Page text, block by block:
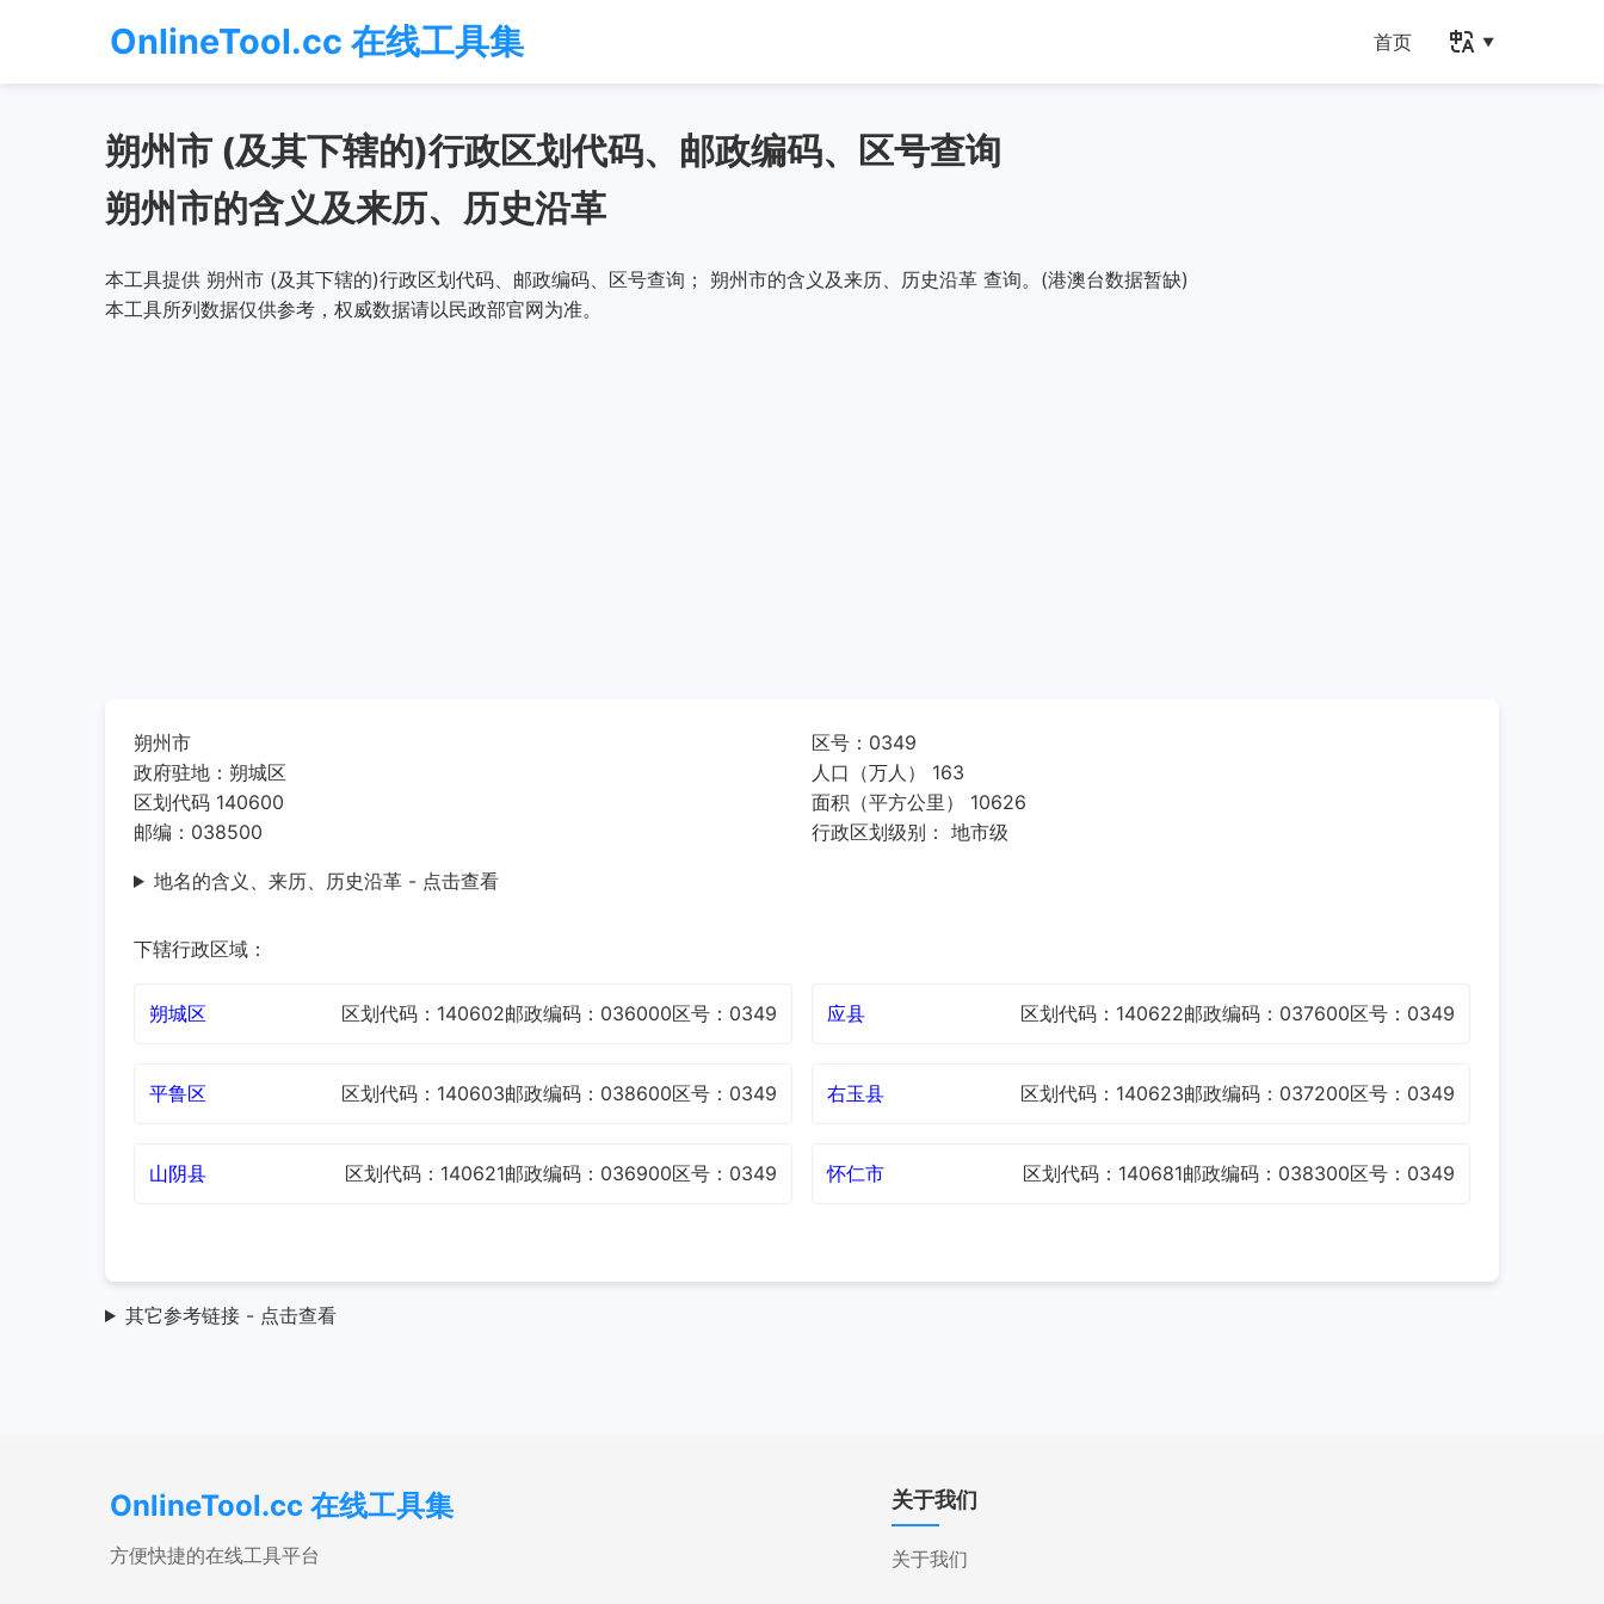
OnlineTool.cc 在线工具集 首页
朔州市 (及其下辖的)行政区划代码、邮政编码、区号查询
朔州市的含义及来历、历史沿革
本工具提供 朔州市 (及其下辖的)行政区划代码、邮政编码、区号查询； 朔州市的含义及来历、历史沿革 查询。(港澳台数据暂缺)
本工具所列数据仅供参考，权威数据请以民政部官网为准。
朔州市
政府驻地：朔城区
区划代码 140600
邮编：038500
区号：0349
人口（万人） 163
面积（平方公里） 10626
行政区划级别： 地市级
地名的含义、来历、历史沿革 - 点击查看
下辖行政区域：
朔城区 区划代码：140602邮政编码：036000区号：0349
平鲁区 区划代码：140603邮政编码：038600区号：0349
山阴县 区划代码：140621邮政编码：036900区号：0349
应县 区划代码：140622邮政编码：037600区号：0349
右玉县 区划代码：140623邮政编码：037200区号：0349
怀仁市 区划代码：140681邮政编码：038300区号：0349
其它参考链接 - 点击查看
OnlineTool.cc 在线工具集
方便快捷的在线工具平台
关于我们
关于我们